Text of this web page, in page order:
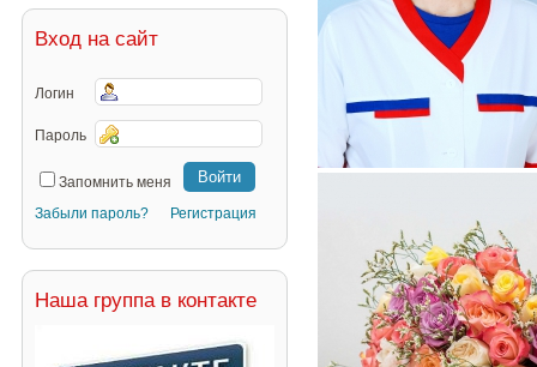
Вход на сайт
Логин
Пароль
Запомнить меня
Забыли пароль?
Регистрация
Наша группа в контакте